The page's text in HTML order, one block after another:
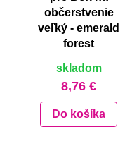
občerstvenie
veľký - emerald
forest
skladom
8,76 €
Do košíka